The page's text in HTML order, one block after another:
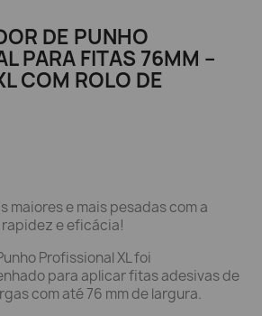
DE PUNHO
PARA FITAS 76MM –
COM ROLO DE
maiores e mais pesadas com a
e eficácia!
Profissional XL foi
para aplicar fitas adesivas de
com até 76 mm de largura.